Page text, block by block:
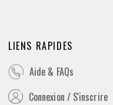
LIENS RAPIDES
Aide & FAQs
Connexion / S'inscrire